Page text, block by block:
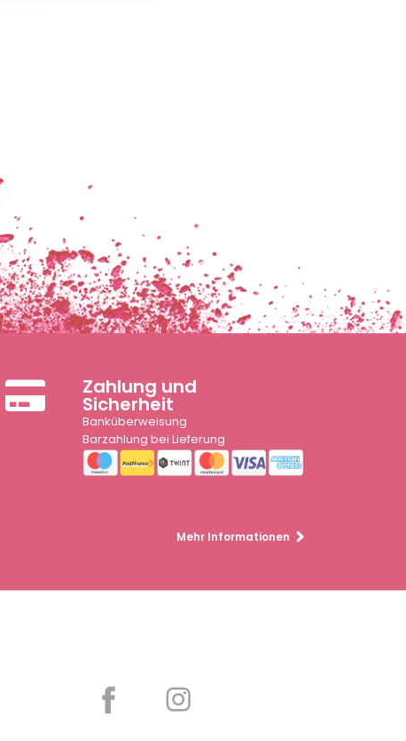
Zahlung und
Sicherheit
Banküberweisung
Barzahlung bei Lieferung
Mehr Informationen